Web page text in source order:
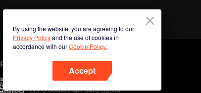
By using the website, you are agreeing to our
Privacy Policyand the use of cookies in
accordance with ourCookie Policy.
Accept
Phone
Ler o código QR para baixar